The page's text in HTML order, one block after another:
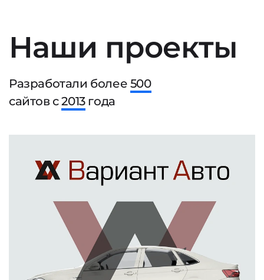
Наши проекты
Разработали более 500
сайтов с2013года